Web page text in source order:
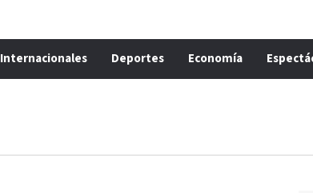
Internacionales Deportes Economía